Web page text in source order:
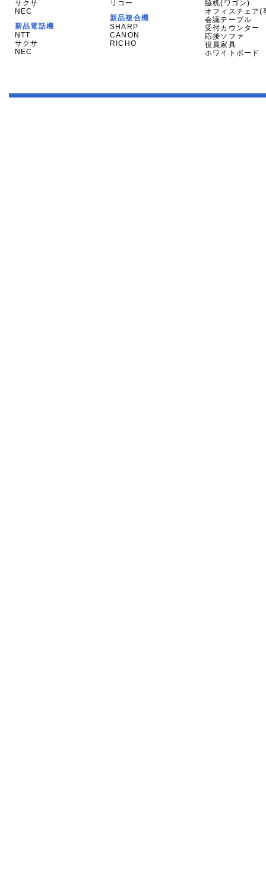
サクサ
NEC
新品電話機
NTT
サクサ
NEC
リコー
新品複合機
SHARP
CANON
RICHO
脇机(ワゴン)
オフィスチェア(
会議テーブル
受付カウンター
応接ソファ
役員家具
ホワイトボード